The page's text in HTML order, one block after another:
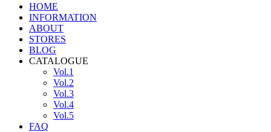
HOME
INFORMATION
ABOUT
STORES
BLOG
CATALOGUE
Vol.1
Vol.2
Vol.3
Vol.4
Vol.5
FAQ